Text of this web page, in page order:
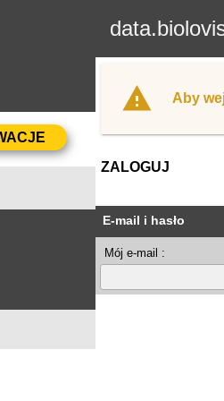
Aby
ZALOGUJ
E-mail i hasło
Mój e-mail :